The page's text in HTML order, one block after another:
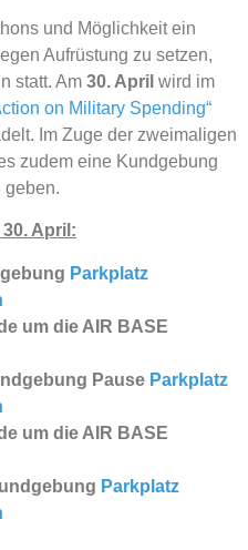
und Möglichkeit ein
Aufrüstung zu setzen,
statt. Am 30. April wird im
on Military Spending“
Im Zuge der zweimaligen
zudem eine Kundgebung
geben.
April:
Parkplatz
um die AIR BASE
Pause Parkplatz
um die AIR BASE
Parkplatz